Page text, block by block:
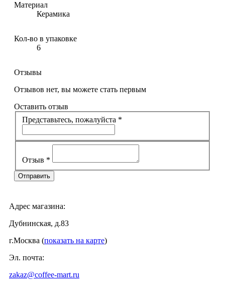
Материал
Керамика
Кол-во в упаковке
6
Отзывы
Отзывов нет, вы можете стать первым
Оставить отзыв
Представьтесь, пожалуйста *
Отзыв *
Адрес магазина:
Дубнинская, д.83
г.Москва (показать на карте)
Эл. почта:
zakaz@coffee-mart.ru